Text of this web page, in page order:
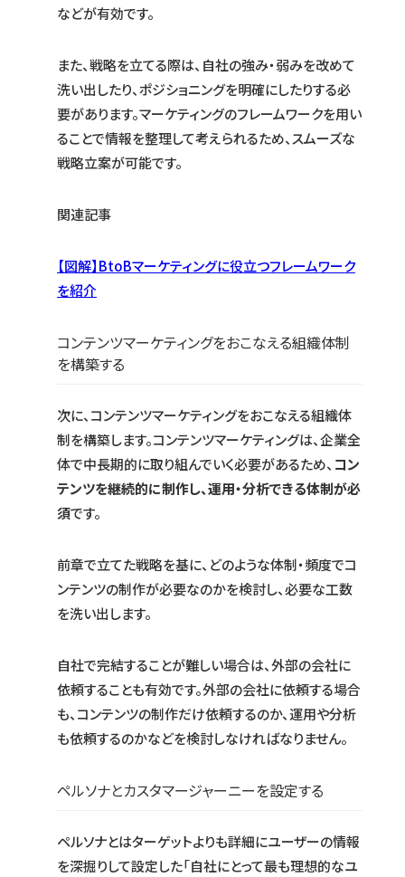
などが有効です。
また、戦略を立てる際は、自社の強み・弱みを改めて
洗い出したり、ポジショニングを明確にしたりする必
要があります。マーケティングのフレームワークを用い
ることで情報を整理して考えられるため、スムーズな
戦略立案が可能です。
関連記事
【図解】BtoBマーケティングに役立つフレームワーク
を紹介
コンテンツマーケティングをおこなえる組織体制
を構築する
次に、コンテンツマーケティングをおこなえる組織体
制を構築します。コンテンツマーケティングは、企業全
体で中長期的に取り組んでいく必要があるため、 コン
テンツを継続的に制作し、運用・分析できる体制が必
須です。
前章で立てた戦略を基に、どのような体制・頻度でコ
ンテンツの制作が必要なのかを検討し、必要な工数
を洗い出します。
自社で完結することが難しい場合は、外部の会社に
依頼することも有効です。外部の会社に依頼する場合
も、コンテンツの制作だけ依頼するのか、運用や分析
も依頼するのかなどを検討しなければなりません。
ペルソナとカスタマージャーニーを設定する
ペルソナとはターゲットよりも詳細にユーザーの情報
を深掘りして設定した「自社にとって最も理想的なユ